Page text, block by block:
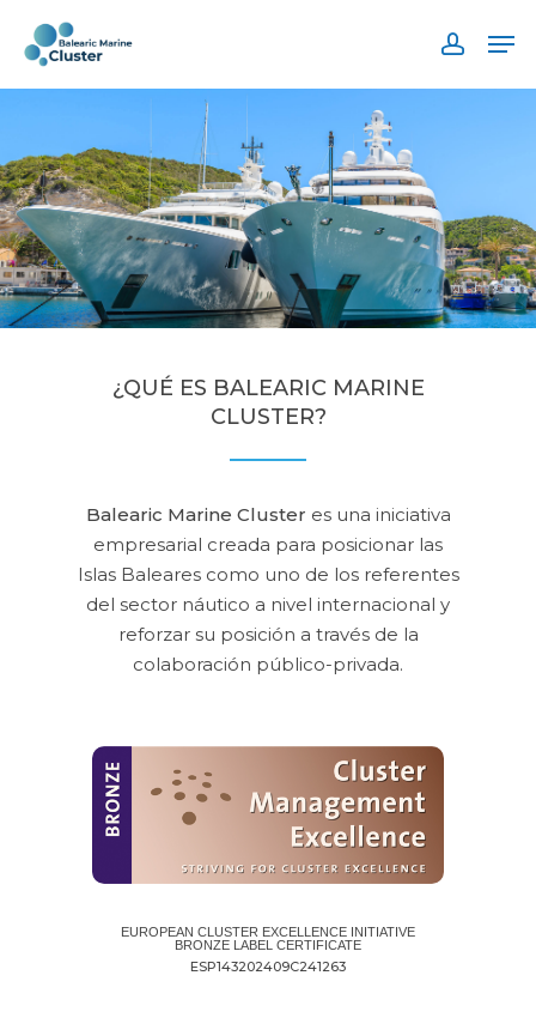
main
¿QUÉ ES BALEARIC MARINE
CLUSTER?
Balearic Marine Cluster es una iniciativa
empresarial creada para posicionar las
Islas Baleares como uno de los referentes
del sector náutico a nivel internacional y
reforzar su posición a través de la
colaboración público-privada.
EUROPEAN CLUSTER EXCELLENCE INITIATIVE
BRONZE LABEL CERTIFICATE
ESP143202409C241263